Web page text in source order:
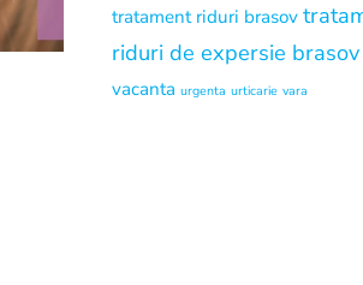
tratament riduri brasov
riduri de expersie brasov
vacanta urgenta urticarie vara